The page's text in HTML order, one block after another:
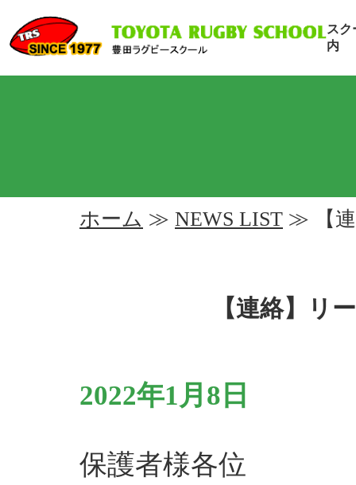
スク
内
ホーム ≫ NEWS LIST ≫ 【
【連絡】リ
2022年1月8日
保護者様各位